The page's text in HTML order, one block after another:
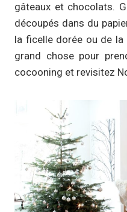
gâteaux et chocolats.
découpés dans du
la ficelle dorée ou de
grand chose pour
cocooning et revisitez